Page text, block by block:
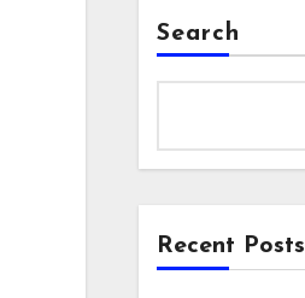
Search
Recent Posts